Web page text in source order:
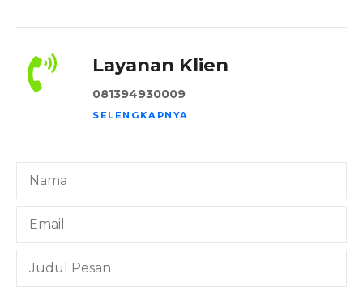
Layanan Klien
081394930009
SELENGKAPNYA